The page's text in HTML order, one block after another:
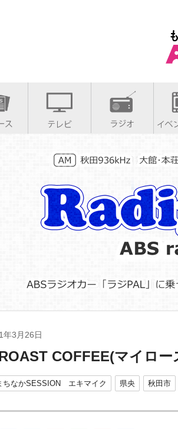
年3月26日
COFFEE(マイロー
ちなかSESSION エキマイク 県央 秋田市